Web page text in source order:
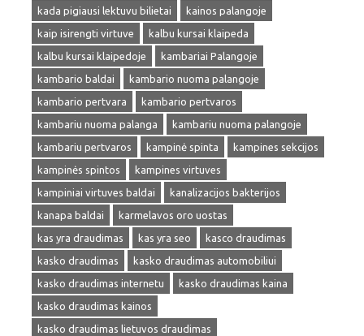
kada pigiausi lektuvu bilietai
kainos palangoje
kaip isirengti virtuve
kalbu kursai klaipeda
kalbu kursai klaipedoje
kambariai Palangoje
kambario baldai
kambario nuoma palangoje
kambario pertvara
kambario pertvaros
kambariu nuoma palanga
kambariu nuoma palangoje
kambariu pertvaros
kampinė spinta
kampines sekcijos
kampinės spintos
kampines virtuves
kampiniai virtuves baldai
kanalizacijos bakterijos
kanapa baldai
karmelavos oro uostas
kas yra draudimas
kas yra seo
kasco draudimas
kasko draudimas
kasko draudimas automobiliui
kasko draudimas internetu
kasko draudimas kaina
kasko draudimas kainos
kasko draudimas lietuvos draudimas